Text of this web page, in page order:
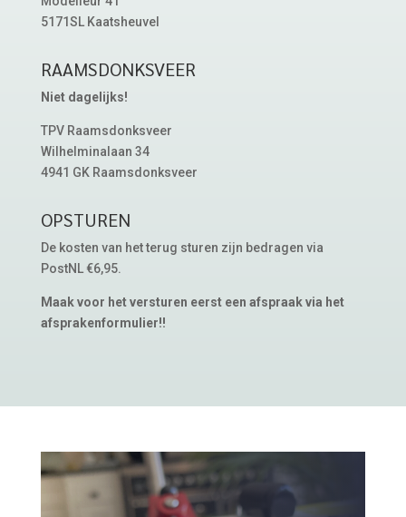
5171SL Kaatsheuvel
RAAMSDONKSVEER
Niet dagelijks!
TPV Raamsdonksveer
Wilhelminalaan 34
4941 GK Raamsdonksveer
OPSTUREN
De kosten van het terug sturen zijn bedragen via
PostNL €6,95.
Maak voor het versturen eerst een afspraak via het
afsprakenformulier!!